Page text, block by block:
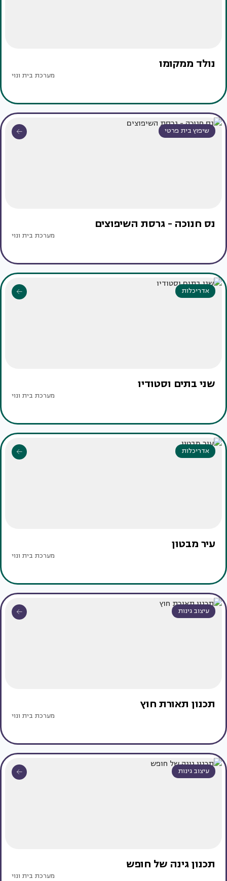
נולד ממקומו
מערכת בית ונוי
שיפוץ בית פרטי
נס חנוכה - גרסת השיפוצים
מערכת בית ונוי
אדריכלות
שני בתים וסטודיו
מערכת בית ונוי
אדריכלות
עיר מבטון
מערכת בית ונוי
עיצוב גינות
תכנון תאורת חוץ
מערכת בית ונוי
עיצוב גינות
תכנון גינה של חופש
מערכת בית ונוי